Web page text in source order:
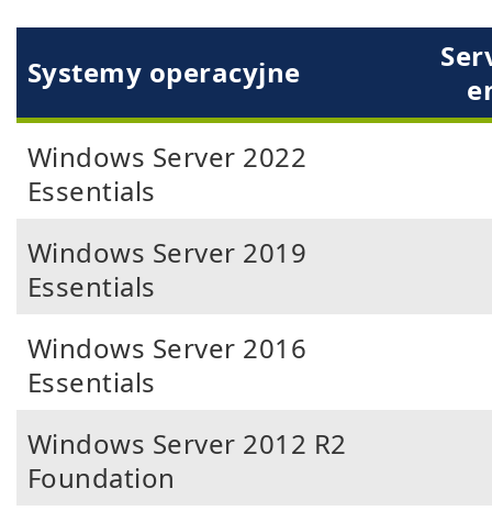
Systemy operacyjne
Windows Server 2022
Essentials
Windows Server 2019
Essentials
Windows Server 2016
Essentials
Windows Server 2012 R2
Foundation